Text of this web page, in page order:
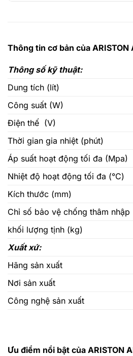
Thông tin cơ bản của ARISTON
Thông số kỹ thuật:
Dung tích (lít)
Công suất (W)
Điện thế (V)
Thời gian gia nhiệt (phút)
Áp suất hoạt động tối đa (Mpa)
Nhiệt độ hoạt động tối đa (°C)
Kích thước (mm)
Chỉ số bảo vệ chống thâm nhập
khối lượng tịnh (kg)
Xuất xứ:
Hãng sản xuất
Nơi sản xuất
Công nghệ sản xuất
Ưu điểm nổi bật của ARISTON